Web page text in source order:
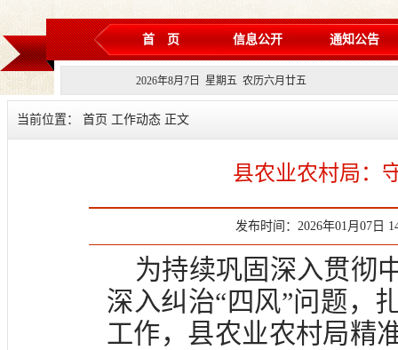
首 页 信息公开 通知公告
2026年8月 7 日 星期五 农历六月廿五
当前位置： 首页 工作动态 正文
县农业农村局：
发布时间：2026年01月07日
为持续巩固深入贯彻
深入纠治“四风”问题，
工作，县农业农村局精